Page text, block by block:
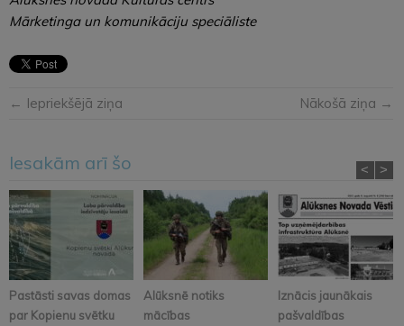
Mārketinga un komunikāciju speciāliste
← Iepriekšējā ziņa Nākošā ziņa →
Iesakām arī šo
Pastāsti savas domas
par Kopienu svētku
Alūksnē notiks
mācības
Iznācis jaunākais
pašvaldības
< >